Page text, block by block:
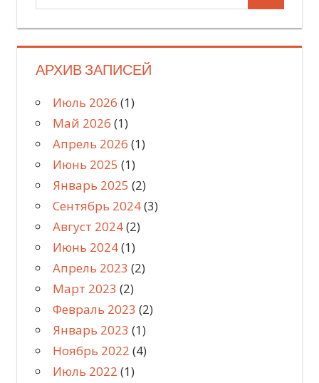
для:
АРХИВ ЗАПИСЕЙ
Июль 2026 (1)
Май 2026 (1)
Апрель 2026 (1)
Июнь 2025 (1)
Январь 2025 (2)
Сентябрь 2024(3)
Август 2024(2)
Июнь 2024(1)
Апрель 2023 (2)
Март 2023 (2)
Февраль 2023 (2)
Январь 2023 (1)
Ноябрь 2022 (4)
Июль 2022 (1)